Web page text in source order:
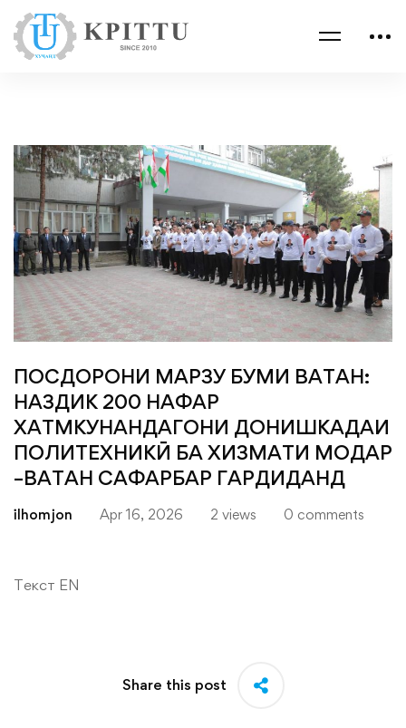
ПОСДОРОНИ МАРЗУ БУМИ ВАТАН:
НАЗДИК 200 НАФАР
ХАТМКУНАНДАГОНИ ДОНИШКАДАИ
ПОЛИТЕХНИКӢ БА ХИЗМАТИ МОДАР
–ВАТАН САФАРБАР ГАРДИДАНД
ilhomjon Apr 16, 2026 2 views 0 comments
Текст EN
Share this post